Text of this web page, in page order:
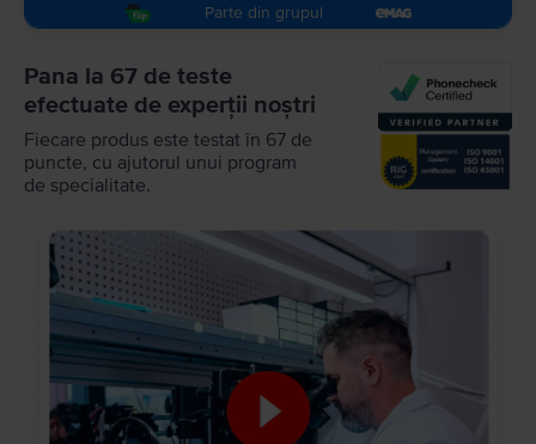
Parte din grupul
Pana la 67 de teste
efectuate de experții noștri
Fiecare produs este testat în 67 de
puncte, cu ajutorul unui program
de specialitate.